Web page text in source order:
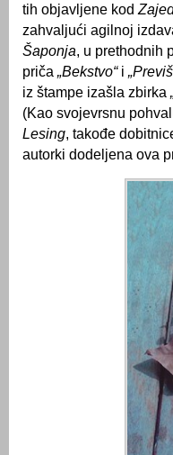
tih objavljene kod
zahvaljući agilnoj
Šaponja, u prethodnih
priča „Bekstvo“i
iz štampe izašla zbirka
(Kao svojevrsnu
Lesing, takođe
autorki dodeljena ova